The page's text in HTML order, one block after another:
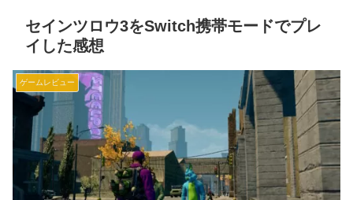
セインツロウ3をSwitch携帯モードでプレ
イした感想
ゲームレビュー